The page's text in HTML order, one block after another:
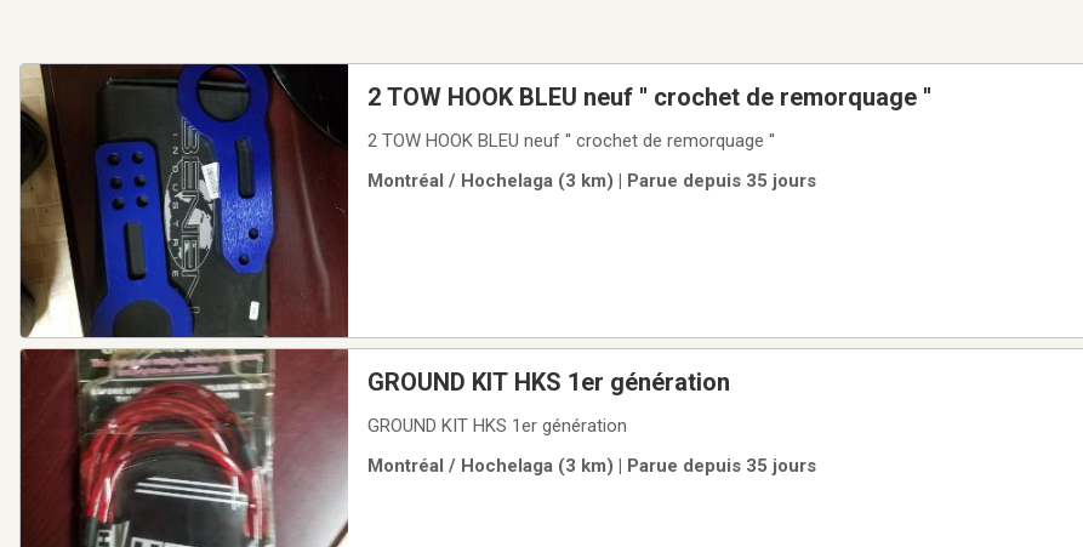
2 TOW HOOK BLEU neuf '' crochet de remorquage ''
2 TOW HOOK BLEU neuf '' crochet de remorquage ''
Montréal / Hochelaga (3 km) | Parue depuis 35 jours
GROUND KIT HKS 1er génération
GROUND KIT HKS 1er génération
Montréal / Hochelaga (3 km) | Parue depuis 35 jours